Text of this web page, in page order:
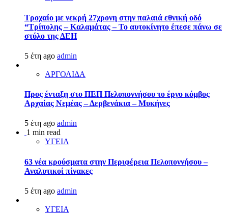
Τροχαίο με νεκρή 27χρονη στην παλαιά εθνική οδό
“Τρίπολης – Καλαμάτας – Το αυτοκίνητο έπεσε πάνω σε
στύλο της ΔΕΗ
5 έτη ago admin
ΑΡΓΟΛΙΔΑ
Προς ένταξη στο ΠΕΠ Πελοποννήσου το έργο κόμβος
Αρχαίας Νεμέας – Δερβενάκια – Μυκήνες
5 έτη ago admin
1 min read
ΥΓΕΙΑ
63 νέα κρούσματα στην Περιφέρεια Πελοποννήσου –
Αναλυτικοί πίνακες
5 έτη ago admin
ΥΓΕΙΑ